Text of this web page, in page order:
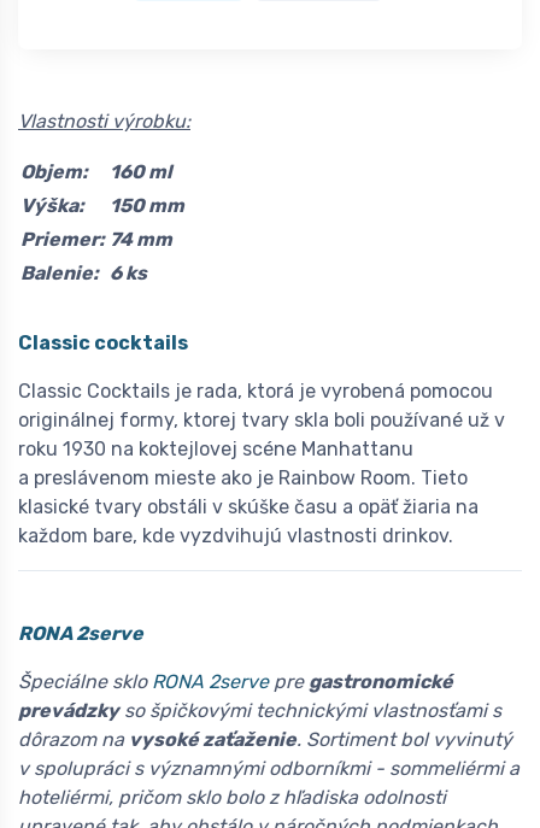
Vlastnosti výrobku:
Objem:
160 ml
Výška:
150 mm
Priemer: 74 mm
Balenie: 6 ks
Classic cocktails
Classic Cocktails je rada, ktorá je vyrobená pomocou
originálnej formy, ktorej tvary skla boli používané už v
roku 1930 na koktejlovej scéne Manhattanu
a preslávenom mieste ako je Rainbow Room. Tieto
klasické tvary obstáli v skúške času a opäť žiaria na
každom bare, kde vyzdvihujú vlastnosti drinkov.
RONA 2serve
Špeciálne sklo RONA 2servepre gastronomické
prevádzkyso špičkovými technickými vlastnosťami s
dôrazom na vysoké zaťaženie. Sortiment bol vyvinutý
v spolupráci s významnými odborníkmi - sommeliérmi a
hoteliérmi, pričom sklo bolo z hľadiska odolnosti